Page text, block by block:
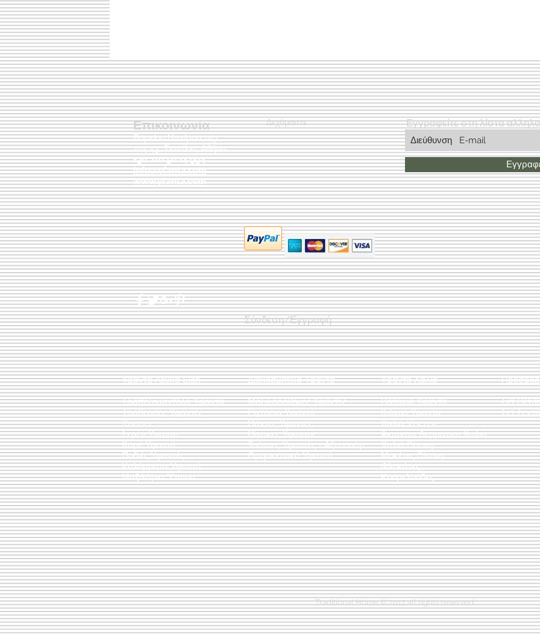
Επικοινωνία
Βορείου Ηπείρου 149
104 43Σεπόλια,Αθήνα
+30 210 50.14.994
info@yfanta.com
www.yfanta.com
Δεχόμαστε Εγγραφείτε στη λίστα
Σύνδεση/Εγγραφή
Διακοσμητικά Υφαντά
Μαξιλαροθήκες Υφαντές
Ριχτάρια Υφαντά
Πάντες Υφαντές
Πίνακες Υφαντοί
Τσάντες Υφαντές - Αξεσουάρ
Θρησκευτικά Υφαντά
Υφαντά Λευκά Είδη
Τραπεζομάντηλα Υφαντά
Τραβέρσες Υφαντές
Runner
Σεμέν Υφαντά
Καρέ Υφαντά
Ποδιές Υφαντές
Καλύμματα Υφαντά
Μαξιλάρια Ύπνου
Σετ
Σετ
Υφαντά Χαλιά
Πατάκια Υφαντά
Κιλίμια Υφαντά
Χαλιά Viscose
Άκαυστα Δερμάτινα Χαλιά
Χαλιά Disney
Μοκέτες Disney
Φλοκάτες
Κουρελούδες
Traditional Home © 2017 all rights reserved